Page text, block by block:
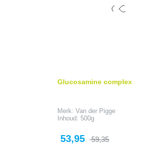
Glucosamine complex
Merk: Van der Pigge
Inhoud: 500g
Prijs
53,95 Normale
59,35